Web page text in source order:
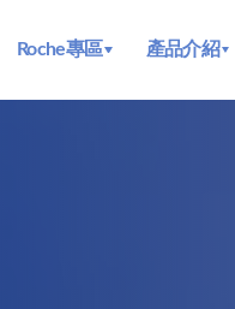
Roche專區 產品介紹